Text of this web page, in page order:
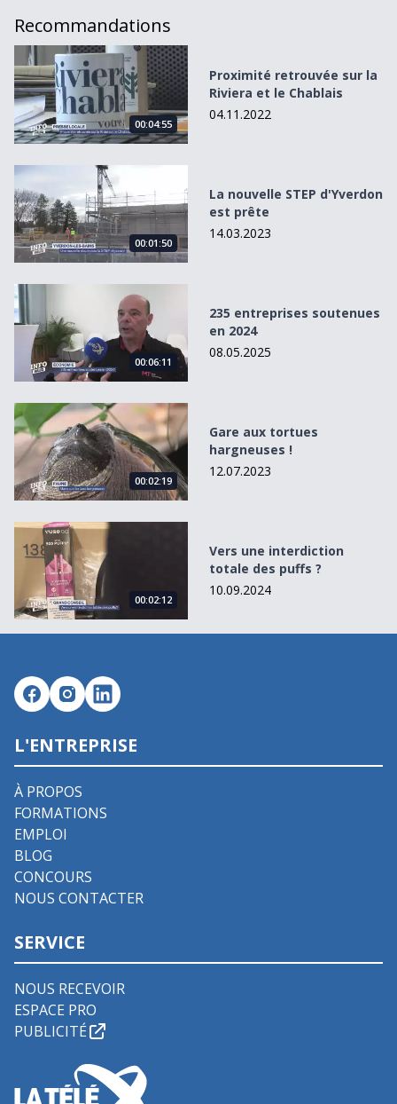
Recommandations
Proximité retrouvée sur la Riviera et le Chablais
00:04:55
Proximité retrouvée sur la
Riviera et le Chablais
04.11.2022
La nouvelle STEP d&#039;Yverdon est prête
00:01:50
La nouvelle STEP d'Yverdon
est prête
14.03.2023
235 entreprises soutenues en 2024
00:06:11
235 entreprises soutenues
en 2024
08.05.2025
Gare aux tortues hargneuses !
00:02:19
Gare aux tortues
hargneuses !
12.07.2023
Vers une interdiction totale des puffs ?
00:02:12
Vers une interdiction
totale des puffs ?
10.09.2024
L'ENTREPRISE
À PROPOS
FORMATIONS
EMPLOI
BLOG
CONCOURS
NOUS CONTACTER
SERVICE
NOUS RECEVOIR
ESPACE PRO
PUBLICITÉ